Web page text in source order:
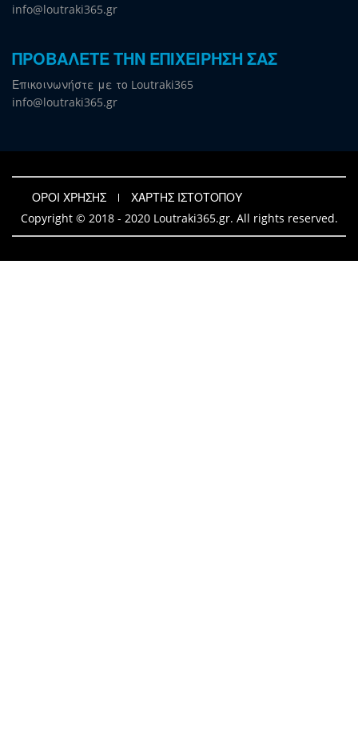
info@loutraki365.gr
ΠΡΟΒΑΛΕΤΕ ΤΗΝ ΕΠΙΧΕΙΡΗΣΗ ΣΑΣ
Επικοινωνήστε με το Loutraki365
info@loutraki365.gr
ΟΡΟΙ ΧΡΗΣΗΣ
ΧΑΡΤΗΣ ΙΣΤΟΤΟΠΟΥ
Copyright © 2018 - 2020 Loutraki365.gr. All rights reserved.